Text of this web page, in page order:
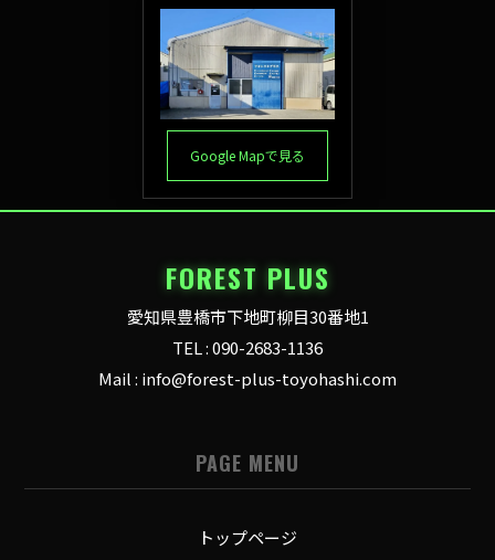
Google Mapで見る
FOREST PLUS
愛知県豊橋市下地町柳目30番地1
TEL : 090-2683-1136
Mail : info@forest-plus-toyohashi.com
PAGE MENU
トップページ